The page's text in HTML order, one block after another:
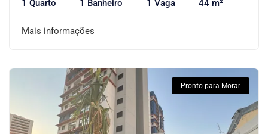
1 Quarto 1 Banheiro 1 Vaga 44 m²
Mais informações
Pronto para Morar